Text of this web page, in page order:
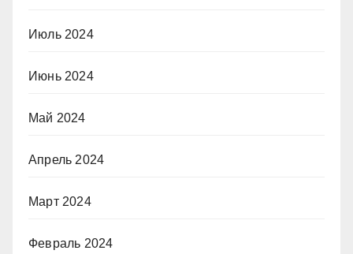
Июль 2024
Июнь 2024
Май 2024
Апрель 2024
Март 2024
Февраль 2024